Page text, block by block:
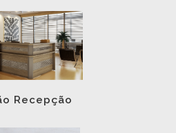
Recepção